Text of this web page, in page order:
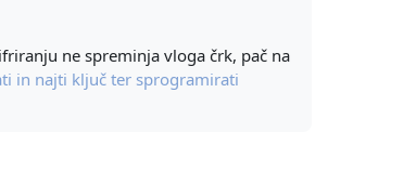
ne spreminja vloga črk, pač na
in najti ključ ter sprogramirati